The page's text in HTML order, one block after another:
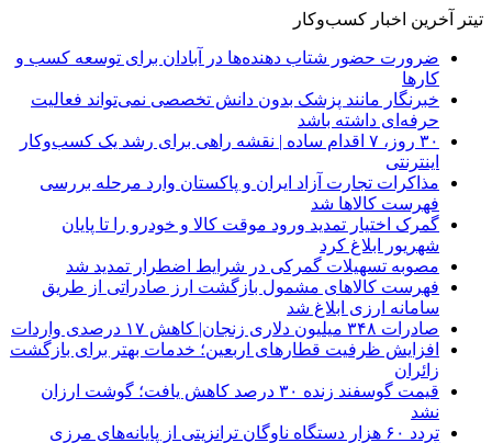
تیتر آخرین اخبار کسب‌وکار
ضرورت حضور شتاب ‌دهنده‌ها در آبادان برای توسعه کسب‌ و
کارها
خبرنگار مانند پزشک بدون دانش تخصصی نمی‌تواند فعالیت
حرفه‌ای داشته باشد
۳۰ روز، ۷ اقدام ساده | نقشه راهی برای رشد یک کسب‌وکار
اینترنتی
مذاکرات تجارت آزاد ایران و پاکستان وارد مرحله بررسی
فهرست کالاها شد
گمرک اختیار تمدید ورود موقت کالا و خودرو را تا پایان
شهریور ابلاغ کرد
مصوبه تسهیلات گمرکی در شرایط اضطرار تمدید شد
فهرست کالاهای مشمول بازگشت ارز صادراتی از طریق
سامانه ارزی ابلاغ شد
صادرات ۳۴۸ میلیون دلاری زنجان| ‌کاهش ۱۷ درصدی واردات
افزایش ظرفیت قطارهای اربعین؛ خدمات بهتر برای بازگشت
زائران
قیمت گوسفند زنده ۳۰ درصد کاهش یافت؛ گوشت ارزان
نشد
تردد ۶۰ هزار دستگاه ناوگان ترانزیتی از پایانه‌های مرزی